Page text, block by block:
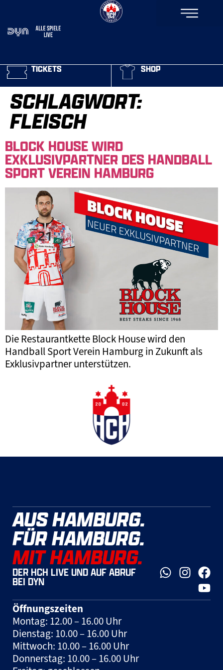
TICKETS SHOP
SCHLAGWORT:
FLEISCH
BLOCK HOUSE WIRD
EXKLUSIVPARTNER DES HANDBALL
SPORT VEREIN HAMBURG
Die Restaurantkette Block House wird den
Handball Sport Verein Hamburg in Zukunft als
Exklusivpartner unterstützen.
AUS HAMBURG.
FÜR HAMBURG.
MIT HAMBURG.
DER HCH LIVE UND AUF ABRUF
BEI DYN
Öffnungszeiten
Montag: 12.00 – 16.00 Uhr
Dienstag: 10.00 – 16.00 Uhr
Mittwoch: 10.00 – 16.00 Uhr
Donnerstag: 10.00 – 16.00 Uhr